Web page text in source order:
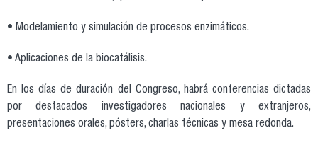
• Modelamiento y simulación de procesos enzimáticos.
• Aplicaciones de la biocatálisis.
En los días de duración del Congreso, habrá conferencias dictadas
por destacados investigadores nacionales y extranjeros,
presentaciones orales, pósters, charlas técnicas y mesa redonda.